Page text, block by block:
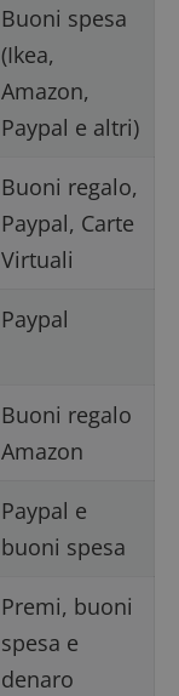
Buoni spesa
(Ikea,
Amazon,
Paypal e altri)
Buoni regalo,
Paypal, Carte
Virtuali
Paypal
Buoni regalo
Amazon
Paypal e
buoni spesa
Premi, buoni
spesa e
denaro
5 mesi 4
Questo
con il